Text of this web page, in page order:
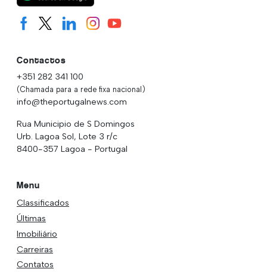
Contactos
+351 282 341 100
(Chamada para a rede fixa nacional)
info@theportugalnews.com
Rua Municipio de S Domingos
Urb. Lagoa Sol, Lote 3 r/c
8400-357 Lagoa - Portugal
Menu
Classificados
Últimas
Imobiliário
Carreiras
Contatos